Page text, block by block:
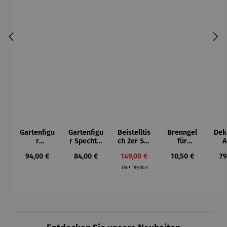
Gartenfigu
r
t Vogel -
Regulärer Preis:
94,00 €
Gartenfigu
r Specht -
Bhire
Regulärer Preis:
84,00 €
Beistelltis
ch 2er Set
Verkaufspreis:
149,00 €
UVP Regulärer Preis:
199,00 €
Brenngel
für
elle -
Regulärer Preis:
10,50 €